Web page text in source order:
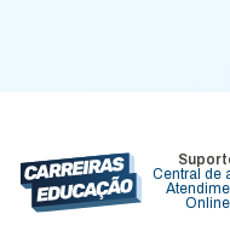
Central de
Online